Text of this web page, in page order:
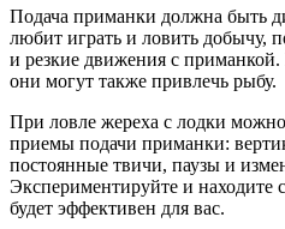
Подача приманки должна быть
любит играть и ловить добычу,
и резкие движения с приманкой.
они могут также привлечь рыбу.
При ловле жереха с лодки
приемы подачи приманки:
постоянные твичи, паузы и
Экспериментируйте и находите
будет эффективен для вас.